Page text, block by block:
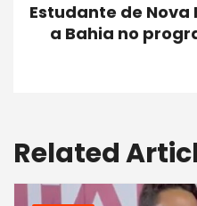
Estudante de
a Bahia no
Related